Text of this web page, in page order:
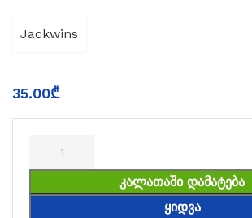
Jackwins
35.00₾
ᲙᲐᲚᲐᲗᲐᲨᲘ ᲓᲐᲛᲐᲢᲔᲑᲐ
ᲧᲘᲓᲕᲐ